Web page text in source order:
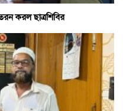
করল ছাত্রশিবির